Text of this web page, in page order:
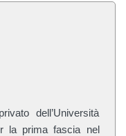
dell’Università
la prima fascia nel